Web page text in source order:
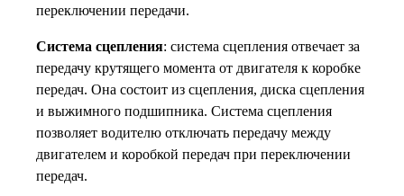
переключении передачи.
Система сцепления: система сцепления отвечает за
передачу крутящего момента от двигателя к коробке
передач. Она состоит из сцепления, диска сцепления
и выжимного подшипника. Система сцепления
позволяет водителю отключать передачу между
двигателем и коробкой передач при переключении
передач.